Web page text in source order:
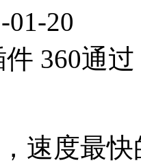
01-20
件 360通过
速度最